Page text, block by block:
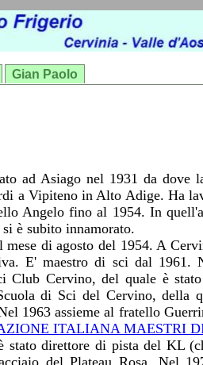
Gian Paolo
ad Asiago nel 1931 da dove
a Vipiteno in Alto Adige. Ha
Angelo fino al 1954. In
è subito innamorato.
di agosto del 1954. A
E' maestro di sci dal 1961.
Club Cervino, del quale è
di Sci del Cervino, della
1963 assieme al fratello
ITALIANA MAESTRI
direttore di pista del KL
del Plateau Rosa. Nel